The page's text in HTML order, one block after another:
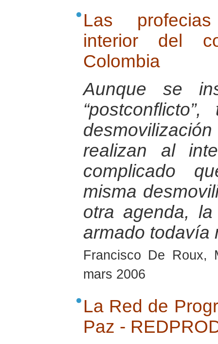
Las
interior del
Colombia
Aunque se
realizan al
complicado
misma
otra agenda,
armado todavía
Francisco De Roux,
mars 2006
La Red de
Paz -